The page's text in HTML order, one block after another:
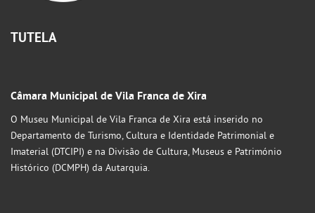
TUTELA
Câmara Municipal de Vila Franca de Xira
O Museu Municipal de Vila Franca de Xira está inserido no
Departamento de Turismo, Cultura e Identidade Patrimonial e
Imaterial (DTCIPI) e na Divisão de Cultura, Museus e Património
Histórico (DCMPH) da Autarquia.